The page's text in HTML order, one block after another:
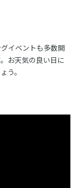
イベントも多数開
お天気の良い日に
う。